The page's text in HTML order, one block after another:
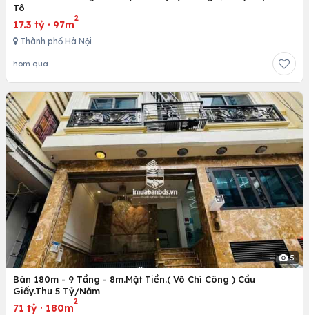
Tô
17.3 tỷ · 97m
2
Thành phố Hà Nội
hôm qua
5
Bán 180m - 9 Tầng - 8m.Mặt Tiền.( Võ Chí Công ) Cầu
Giấy.Thu 5 Tỷ/Năm
71 tỷ · 180m
2